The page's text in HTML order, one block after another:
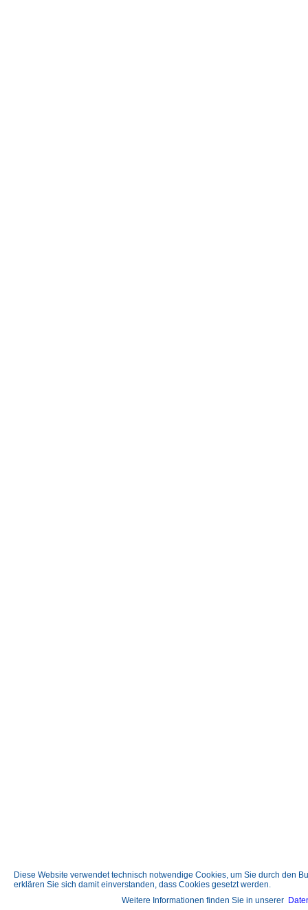
Diese Website verwendet technisch notwendige Cookies, um Sie durch den
erklären Sie sich damit einverstanden, dass Cookies gesetzt werden.
Weitere Informationen finden Sie in unserer